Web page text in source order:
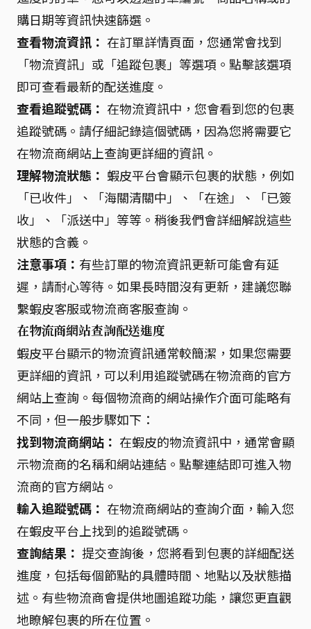
購日期等資訊快速篩選。
查看物流資訊： 在訂單詳情頁面，您通常會找到
「物流資訊」或「追蹤包裹」等選項。點擊該選項
即可查看最新的配送進度。
查看追蹤號碼： 在物流資訊中，您會看到您的包裹
追蹤號碼。請仔細記錄這個號碼，因為您將需要它
在物流商網站上查詢更詳細的資訊。
理解物流狀態： 蝦皮平台會顯示包裹的狀態，例如
「已收件」、「海關清關中」、「在途」、「已簽
收」、「派送中」等等。稍後我們會詳細解說這些
狀態的含義。
注意事項： 有些訂單的物流資訊更新可能會有延
遲，請耐心等待。如果長時間沒有更新，建議您聯
繫蝦皮客服或物流商客服查詢。
在物流商網站查詢配送進度
蝦皮平台顯示的物流資訊通常較簡潔，如果您需要
更詳細的資訊，可以利用追蹤號碼在物流商的官方
網站上查詢。每個物流商的網站操作介面可能略有
不同，但一般步驟如下：
找到物流商網站： 在蝦皮的物流資訊中，通常會顯
示物流商的名稱和網站連結。點擊連結即可進入物
流商的官方網站。
輸入追蹤號碼： 在物流商網站的查詢介面，輸入您
在蝦皮平台上找到的追蹤號碼。
查詢結果： 提交查詢後，您將看到包裹的詳細配送
進度，包括每個節點的具體時間、地點以及狀態描
述。有些物流商會提供地圖追蹤功能，讓您更直觀
地瞭解包裹的所在位置。